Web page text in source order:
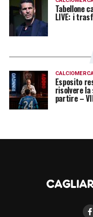
si aspetta
Cagliari dovrà
difensive in base
LA PLAYLIST
Tabellone
LIVE: i
Esposito
risolvere la
partire –